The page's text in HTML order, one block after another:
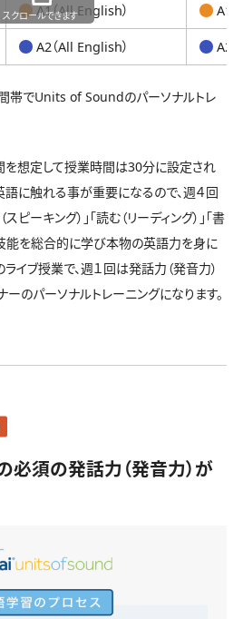
A1（All English） A1
A2（All English） A2
スクロールできます
帯でUnits of Soundのパーソナルトレ
を想定して授業時間は30分に設定され
に触れる事が重要になるので、週４回
スピーキング）」「読む（リーディング）」「書
技能を総合的に学び本物の英語力を身に
イブ授業で、週１回は発話力（発音力）
のパーソナルトレーニングになります。
須の発話力（発音力）が